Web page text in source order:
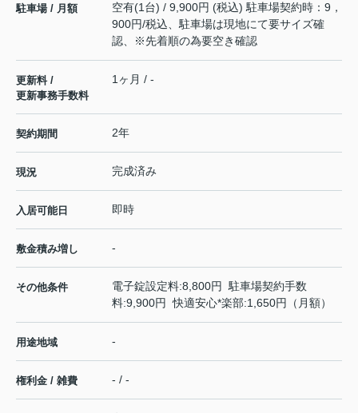
駐車場 / 月額
空有(1台) / 9,900円 (税込) 駐車場契約時：9，
900円/税込、駐車場は現地にて要サイズ確
認、※先着順の為要空き確認
更新料 /
更新事務手数料
1ヶ月 / -
契約期間 2年
現況 完成済み
入居可能日 即時
敷金積み増し -
その他条件
電子錠設定料:8,800円 駐車場契約手数
料:9,900円 快適安心*楽部:1,650円（月額）
用途地域 -
権利金 / 雑費 - / -